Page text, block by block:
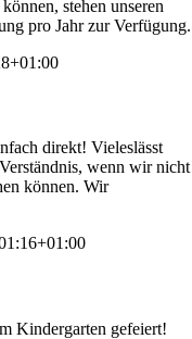
können, stehen unseren
pro Jahr zur Verfügung.
direkt! Vieleslässt
wenn wir nicht
können. Wir
Kindergarten gefeiert!